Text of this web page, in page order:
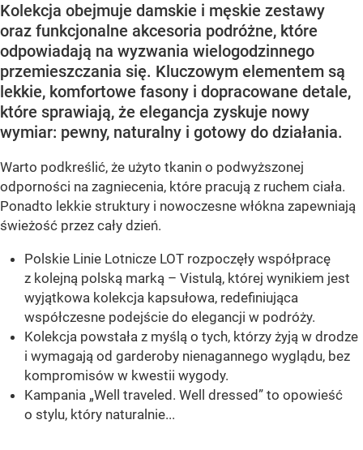
Kolekcja obejmuje damskie i męskie zestawy
oraz funkcjonalne akcesoria podróżne, które
odpowiadają na wyzwania wielogodzinnego
przemieszczania się. Kluczowym elementem są
lekkie, komfortowe fasony i dopracowane detale,
które sprawiają, że elegancja zyskuje nowy
wymiar: pewny, naturalny i gotowy do działania.
Warto podkreślić, że użyto tkanin o podwyższonej
odporności na zagniecenia, które pracują z ruchem ciała.
Ponadto lekkie struktury i nowoczesne włókna zapewniają
świeżość przez cały dzień.
Polskie Linie Lotnicze LOT rozpoczęły współpracę
z kolejną polską marką – Vistulą, której wynikiem jest
wyjątkowa kolekcja kapsułowa, redefiniująca
współczesne podejście do elegancji w podróży.
Kolekcja powstała z myślą o tych, którzy żyją w drodze
i wymagają od garderoby nienagannego wyglądu, bez
kompromisów w kwestii wygody.
Kampania „Well traveled. Well dressed” to opowieść
o stylu, który naturalnie...